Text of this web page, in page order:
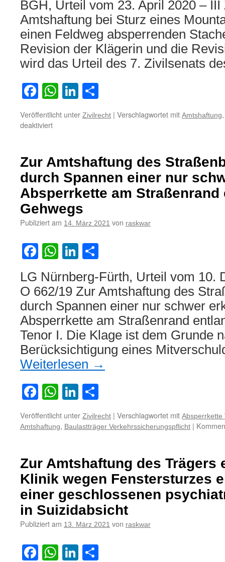
abgeschlossenes
Fahrzeug
vorsätzlich
zerstören
BGH, Urteil vom 23. April 2020 –
Amtshaftung bei Sturz eines
einen Feldweg absperrenden
Revision der Klägerin und die
wird das Urteil des 7. Zivilsenats
Facebook
WhatsApp
LinkedIn
Veröffentlicht unter Zivilrecht | Verschlagwortet mit Amtshaftung
deaktiviertfür
Sturz
eines
Mountainbikers
über
einen
einen
Feldweg
Stacheldraht
Zur Amtshaftung des
durch Spannen einer nur
Absperrkette am Straßenrand
Gehwegs
Publiziert am 14. März 2021 von raskwar
Facebook
WhatsApp
LinkedIn
LG Nürnberg-Fürth, Urteil vom 10.
O 662/19 Zur Amtshaftung des
durch Spannen einer nur schwer
Absperrkette am Straßenrand
Tenor I. Die Klage ist dem Grunde
Berücksichtigung eines
Weiterlesen →
Facebook
WhatsApp
LinkedIn
Veröffentlicht unter Zivilrecht | Verschlagwortet mit Absperrkette
Amtshaftung, Baulastträger Verkehrssicherungspflicht |
Zur Amtshaftung des Trägers
Klinik wegen Fenstersturzes
einer geschlossenen
in Suizidabsicht
Publiziert am 13. März 2021 von raskwar
Facebook
WhatsApp
LinkedIn